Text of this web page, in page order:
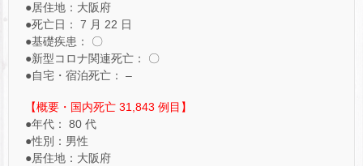
●居住地：大阪府
●死亡日： 7 月 22 日
●基礎疾患： 〇
●新型コロナ関連死亡： 〇
●自宅・宿泊死亡： –
【概要・国内死亡 31,843 例目】
●年代： 80 代
●性別：男性
●居住地：大阪府